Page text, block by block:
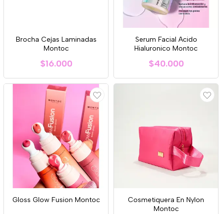
Brocha Cejas Laminadas
Montoc
$16.000
Serum Facial Acido
Hialuronico Montoc
$40.000
Gloss Glow Fusion Montoc
Cosmetiquera En Nylon
Montoc